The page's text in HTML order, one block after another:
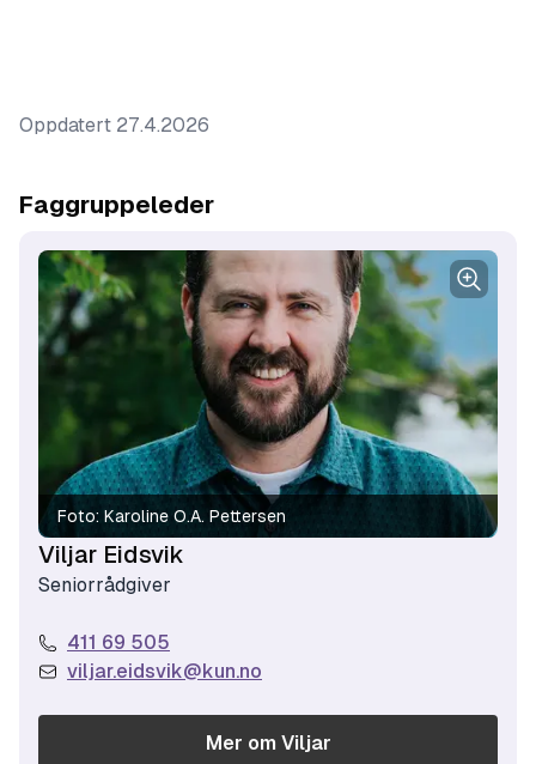
Oppdatert 27.4.2026
Faggruppeleder
Foto: Karoline O.A. Pettersen
Viljar Eidsvik
Seniorrådgiver
411 69 505
viljar.eidsvik@kun.no
Mer om Viljar